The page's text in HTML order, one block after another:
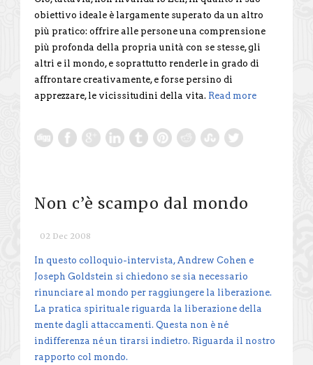
obiettivo ideale è largamente superato da un altro
più pratico: offrire alle persone una comprensione
più profonda della propria unità con se stesse, gli
altri e il mondo, e soprattutto renderle in grado di
affrontare creativamente, e forse persino di
apprezzare, le vicissitudini della vita. Read more
Non c’è scampo dal mondo
02 Dec 2008
In questo colloquio-intervista, Andrew Cohen e
Joseph Goldstein si chiedono se sia necessario
rinunciare al mondo per raggiungere la liberazione.
La pratica spirituale riguarda la liberazione della
mente dagli attaccamenti. Questa non è né
indifferenza né un tirarsi indietro. Riguarda il nostro
rapporto col mondo.